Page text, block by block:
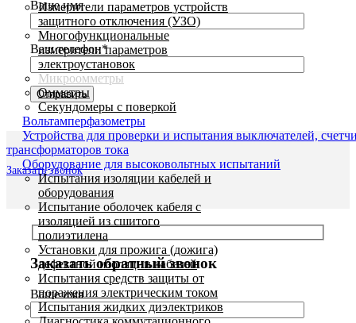
Ваше имя
Ваш телефон*
Заказать звонок
Заказать обратный звонок
Ваше имя
Измерители параметров устройств
защитного отключения (УЗО)
Многофункциональные
измерители параметров
электроустановок
Микроомметры
Омметры
Секундомеры с поверкой
Вольтамперфазометры
Устройства для проверки и испытания выключателей,
трансформаторов тока
Оборудование для высоковольтных испытаний
Испытания изоляции кабелей и
оборудования
Испытание оболочек кабеля с
изоляцией из сшитого
полиэтилена
Установки для прожига (дожига)
дефектной изоляции кабелей
Испытания средств защиты от
поражения электрическим током
Испытания жидких диэлектриков